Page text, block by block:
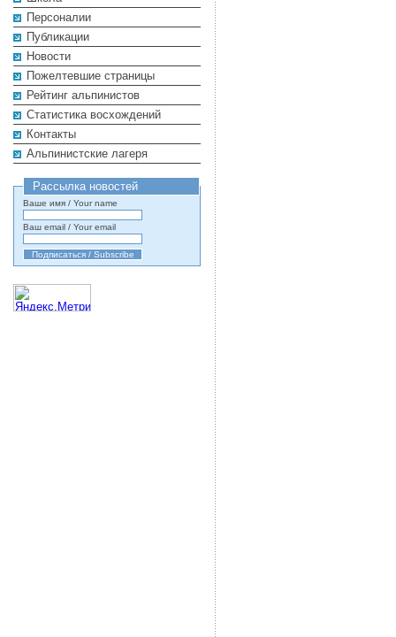
Персоналии
Публикации
Новости
Пожелтевшие страницы
Рейтинг альпинистов
Cтатистика восхождений
Контакты
Альпинистские лагеря
Рассылка новостей
Ваше имя / Your name
Ваш email / Your email